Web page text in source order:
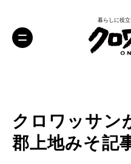
暮らしに役立
クロワッサン
郡上地みそ記